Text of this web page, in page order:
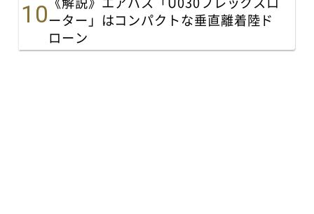
ーター」はコンパクトな垂直離着陸ド
ローン